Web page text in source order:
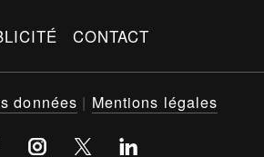
CONTACT
données | Mentions légales